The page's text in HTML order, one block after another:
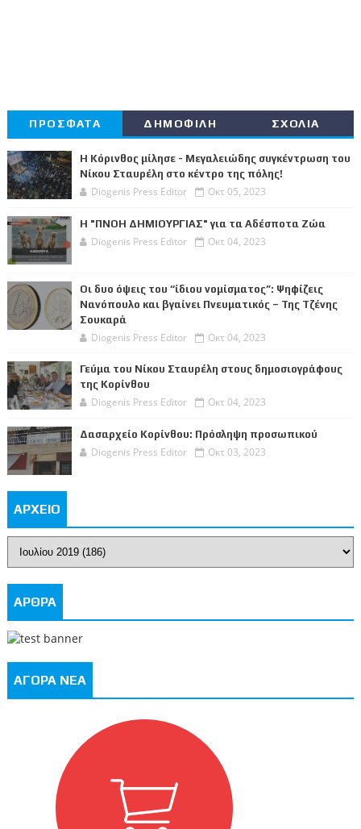
ΠΡΟΣΦΑΤΑ ΔΗΜΟΦΙΛΗ ΣΧΟΛΙΑ
Η Κόρινθος μίλησε - Μεγαλειώδης συγκέντρωση του
Νίκου Σταυρέλη στο κέντρο της πόλης!
Diogenis Press Editor Οκτ 05, 2023
Η "ΠΝΟΗ ΔΗΜΙΟΥΡΓΙΑΣ" για τα Αδέσποτα Ζώα
Diogenis Press Editor Οκτ 04, 2023
Οι δυο όψεις του “ίδιου νομίσματος”: Ψηφίζεις
Νανόπουλο και βγαίνει Πνευματικός – Της Τζένης
Σουκαρά
Diogenis Press Editor Οκτ 04, 2023
Γεύμα του Νίκου Σταυρέλη στους δημοσιογράφους
της Κορίνθου
Diogenis Press Editor Οκτ 04, 2023
Δασαρχείο Κορίνθου: Πρόσληψη προσωπικού
Diogenis Press Editor Οκτ 03, 2023
ΑΡΧΕΙΟ
ΑΡΘΡΑ
ΑΓΟΡΑ ΝΕΑ